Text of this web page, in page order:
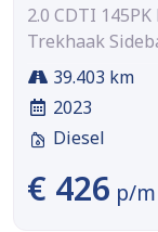
2.0 CDTI
Trekhaak
39.403 km
2023
Diesel
€ 426 p/m